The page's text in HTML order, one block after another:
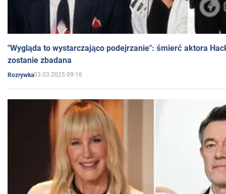
"Wygląda to wystarczająco podejrzanie": śmierć aktora
zostanie zbadana
Rozrywka03.03.2025 09:16